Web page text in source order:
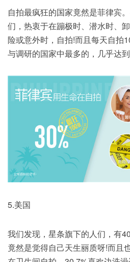
自拍最疯狂的国家竟然是菲律宾
们，热衷于在蹦极时、潜水时、
险或意外时，自拍!而且每天自拍
与调研的国家中最多的，几乎达到
5.美国
我们发现，星条旗下的人们，有
竟然是觉得自己天生丽质呀!而且